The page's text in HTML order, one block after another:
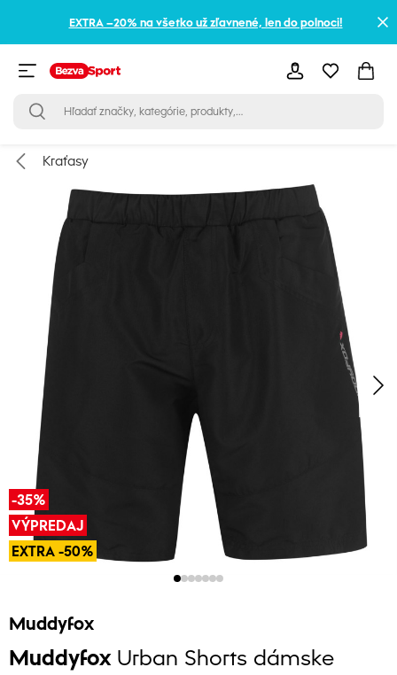
EXTRA –20% na všetko už zľavnené, len do polnoci!
Kraťasy
-35%
VÝPREDAJ
EXTRA -50%
Muddyfox
MuddyfoxUrban Shorts dámske